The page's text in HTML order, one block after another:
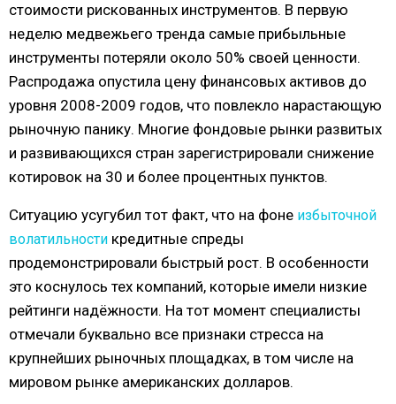
стоимости рискованных инструментов. В первую
неделю медвежьего тренда самые прибыльные
инструменты потеряли около 50% своей ценности.
Распродажа опустила цену финансовых активов до
уровня 2008-2009 годов, что повлекло нарастающую
рыночную панику. Многие фондовые рынки развитых
и развивающихся стран зарегистрировали снижение
котировок на 30 и более процентных пунктов.
Ситуацию усугубил тот факт, что на фоне избыточной
волатильности кредитные спреды
продемонстрировали быстрый рост. В особенности
это коснулось тех компаний, которые имели низкие
рейтинги надёжности. На тот момент специалисты
отмечали буквально все признаки стресса на
крупнейших рыночных площадках, в том числе на
мировом рынке американских долларов.